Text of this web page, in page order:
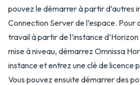
pouvez le démarrer à partir d’autres
Connection Server de l’espace.
travail à partir de l’instance
mise à niveau, démarrez Omnissa
instance et entrez une clé de licence
Vous pouvez ensuite démarrer des